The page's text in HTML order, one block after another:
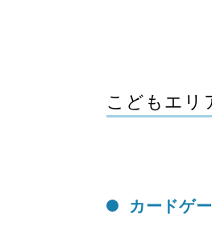
こどもエリ
カードゲ